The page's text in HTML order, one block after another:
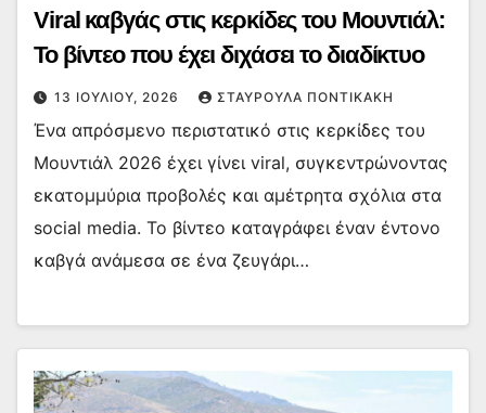
Viral καβγάς στις κερκίδες του Μουντιάλ:
Το βίντεο που έχει διχάσει το διαδίκτυο
13 ΙΟΥΛΊΟΥ, 2026 ΣΤΑΥΡΟΎΛΑ ΠΟΝΤΙΚΆΚΗ
Ένα απρόσμενο περιστατικό στις κερκίδες του
Μουντιάλ 2026 έχει γίνει viral, συγκεντρώνοντας
εκατομμύρια προβολές και αμέτρητα σχόλια στα
social media. Το βίντεο καταγράφει έναν έντονο
καβγά ανάμεσα σε ένα ζευγάρι…